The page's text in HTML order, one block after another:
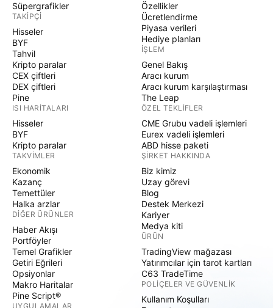
Süpergrafikler
TAKIPÇI
Hisseler
BYF
Tahvil
Kripto paralar
CEX çiftleri
DEX çiftleri
Pine
ISI HARITALARI
Hisseler
BYF
Kripto paralar
TAKVIMLER
Ekonomik
Kazanç
Temettüler
Halka arzlar
DIĞER ÜRÜNLER
Haber Akışı
Portföyler
Temel Grafikler
Getiri Eğrileri
Opsiyonlar
Makro Haritalar
Pine Script®
UYGULAMALAR
Özellikler
Ücretlendirme
Piyasa verileri
Hediye planları
İŞLEM
Genel Bakış
Aracı kurum
Aracı kurum karşılaştırması
The Leap
ÖZEL TEKLIFLER
CME Grubu vadeli işlemleri
Eurex vadeli işlemleri
ABD hisse paketi
ŞIRKET HAKKINDA
Biz kimiz
Uzay görevi
Blog
Destek Merkezi
Kariyer
Medya kiti
ÜRÜN
TradingView mağazası
Yatırımcılar için tarot kartları
C63 TradeTime
POLIÇELER VE GÜVENLIK
Kullanım Koşulları